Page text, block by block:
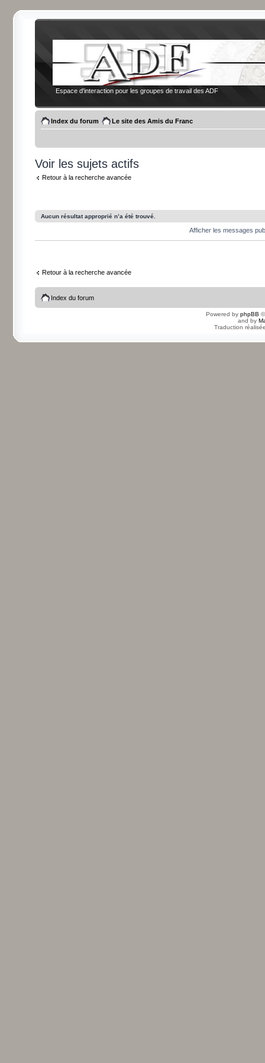
Espace d'interaction pour les groupes de travail des ADF
Index du forum Le site des Amis du Franc
Voir les sujets actifs
Retour à la recherche avancée
Aucun résultat approprié n’a été trouvé.
Afficher les messages
Retour à la recherche avancée
Index du forum
Powered by phpBB
and by
Traduction